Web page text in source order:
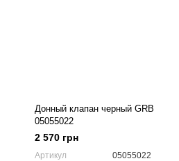
Донный клапан черный GRB
05055022
2 570 грн
Артикул
05055022